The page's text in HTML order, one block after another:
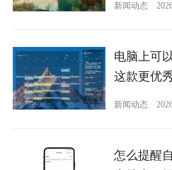
新闻动态
电脑上可
这款更优
新闻动态
怎么提醒